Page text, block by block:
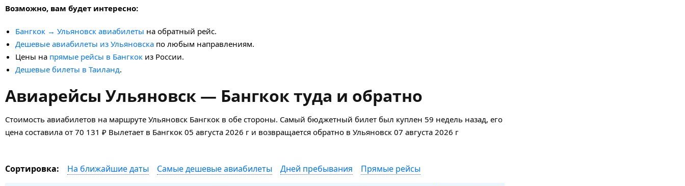
Возможно, вам будет интересно:
Бангкок → Ульяновск авиабилеты на обратный рейс.
Дешевые авиабилеты из Ульяновска по любым направлениям.
Цены на прямые рейсы в Бангкок из России.
Дешевые билеты в Таиланд.
Авиарейсы Ульяновск — Бангкок туда и обратно
Стоимость авиабилетов на маршруте Ульяновск Бангкок в обе стороны. Самый бюджетный билет был куплен 59 недель назад, его
цена составила от 70 131 ₽ Вылетает в Бангкок 05 августа 2026 г и возвращается обратно в Ульяновск 07 августа 2026 г
Сортировка: На ближайшие даты Самые дешевые авиабилеты Дней пребывания Прямые рейсы